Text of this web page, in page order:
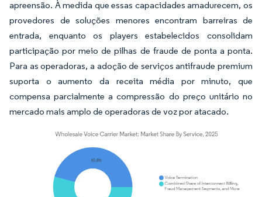
apreensão. À medida que essas capacidades amadurecem, os
provedores de soluções menores encontram barreiras de
entrada, enquanto os players estabelecidos consolidam
participação por meio de pilhas de fraude de ponta a ponta.
Para as operadoras, a adoção de serviços antifraude premium
suporta o aumento da receita média por minuto, que
compensa parcialmente a compressão do preço unitário no
mercado mais amplo de operadoras de voz por atacado.